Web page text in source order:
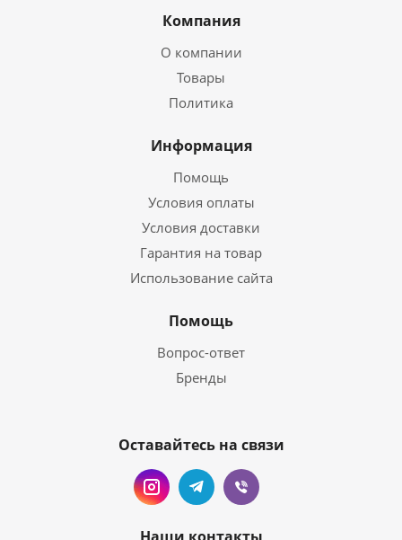
Компания
О компании
Товары
Политика
Информация
Помощь
Условия оплаты
Условия доставки
Гарантия на товар
Использование сайта
Помощь
Вопрос-ответ
Бренды
Оставайтесь на связи